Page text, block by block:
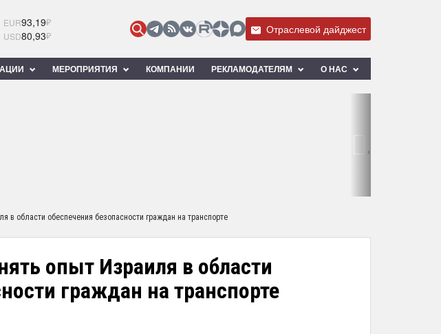
EUR93,19₽
USD80,93₽ Отраслевой дайджест
МЕРОПРИЯТИЯ КОМПАНИИ РЕКЛАМОДАТЕЛЯМ О НАС
›
в области обеспечения безопасности граждан на транспорте
опыт Израиля в области
граждан на транспорте